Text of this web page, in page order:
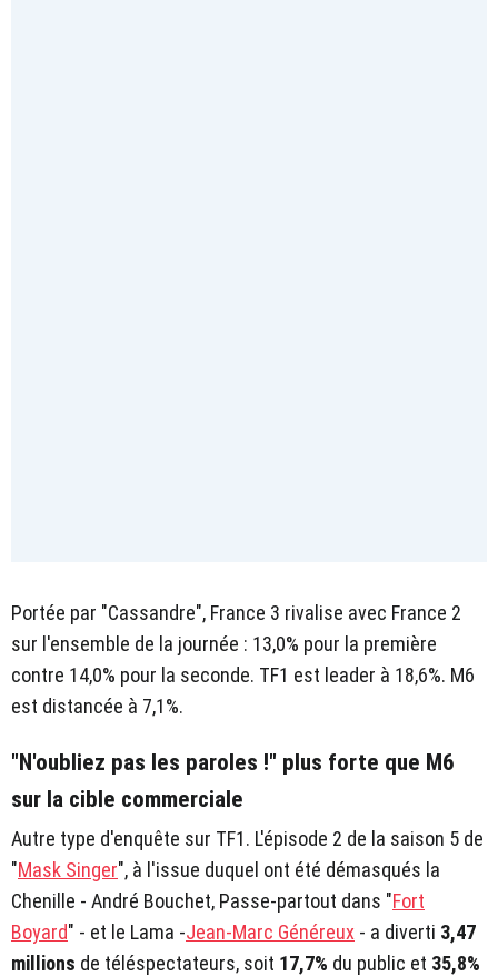
Portée par "Cassandre", France 3 rivalise avec France 2
sur l'ensemble de la journée : 13,0% pour la première
contre 14,0% pour la seconde. TF1 est leader à 18,6%. M6
est distancée à 7,1%.
"N'oubliez pas les paroles !" plus forte que M6
sur la cible commerciale
Autre type d'enquête sur TF1. L'épisode 2 de la saison 5 de
"Mask Singer", à l'issue duquel ont été démasqués la
Chenille - André Bouchet, Passe-partout dans "Fort
Boyard" - et le Lama -Jean-Marc Généreux - a diverti 3,47
millions de téléspectateurs, soit 17,7% du public et 35,8%